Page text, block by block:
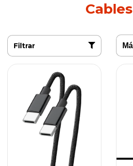
Cables
Filtrar